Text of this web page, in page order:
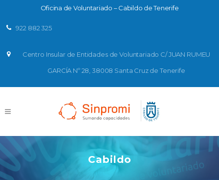
Oficina de Voluntariado – Cabildo de Tenerife
922 882 325
Centro Insular de Entidades de Voluntariado C/ JUAN RUMEU
GARCÍA Nº 28, 38008 Santa Cruz de Tenerife
Cabildo